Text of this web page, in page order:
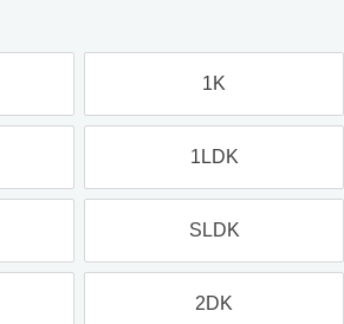
1K
1LDK
SLDK
2DK